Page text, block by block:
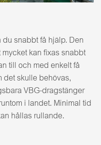
du snabbt få hjälp. Den
kan fixas snabbt
till och med enkelt få
det skulle behövas,
VBG-dragstänger
i landet. Minimal tid
hållas rullande.